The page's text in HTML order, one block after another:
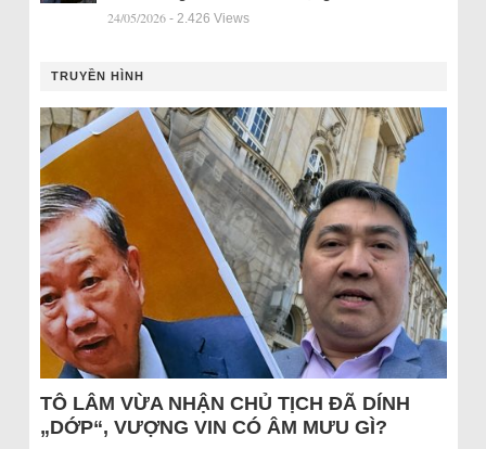
24/05/2026 - 2.426 Views
TRUYỀN HÌNH
TÔ LÂM VỪA NHẬN CHỦ TỊCH ĐÃ DÍNH
„DỚP“, VƯỢNG VIN CÓ ÂM MƯU GÌ?